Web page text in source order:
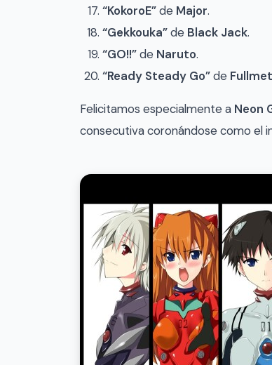
“KokoroE”de Major.
“Gekkouka”de Black Jack.
“GO!!”de Naruto.
“Ready Steady Go”de
Felicitamos especialmente a Neon
consecutiva coronándose como el